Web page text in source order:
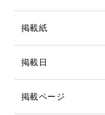
掲載紙
掲載日
掲載ページ